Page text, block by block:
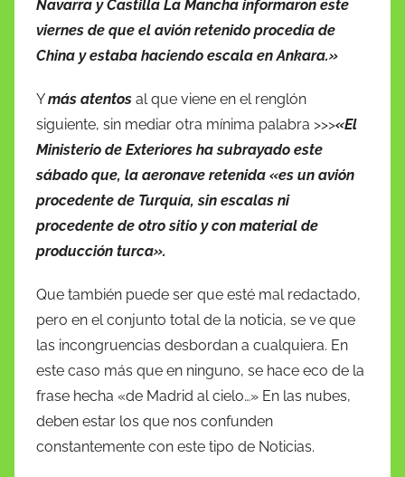
Navarra y Castilla La Mancha informaron este
viernes de que el avión retenido procedía de
China y estaba haciendo escala en Ankara.»
Ymás atentos al que viene en el renglón
siguiente, sin mediar otra mínima palabra >>>«El
Ministerio de Exteriores ha subrayado este
sábado que, la aeronave retenida «es un avión
procedente de Turquía, sin escalas ni
procedente de otro sitio y con material de
producción turca».
Que también puede ser que esté mal redactado,
pero en el conjunto total de la noticia, se ve que
las incongruencias desbordan a cualquiera. En
este caso más que en ninguno, se hace eco de la
frase hecha «de Madrid al cielo…» En las nubes,
deben estar los que nos confunden
constantemente con este tipo de Noticias.